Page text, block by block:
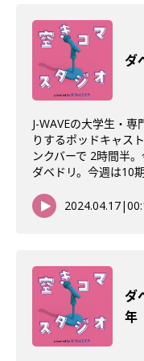
ダ
J-WAVEの大学生・
りするポッドキャス
ンクバーで 2時間半
ダベドリ。今週は10
2024.04.17|
ダ
年